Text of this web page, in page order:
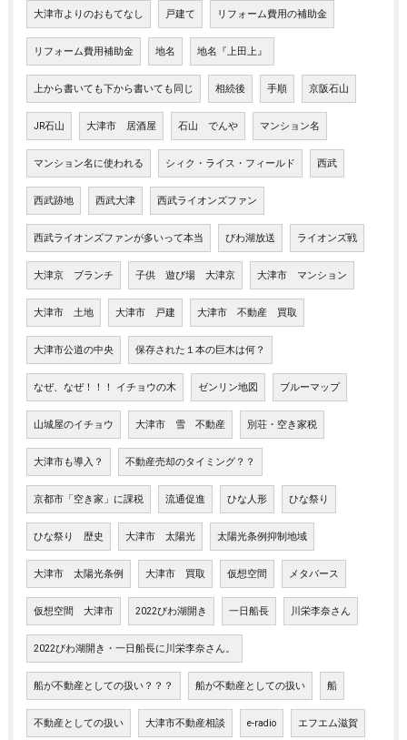
大津市よりのおもてなし 戸建て リフォーム費用の補助金
リフォーム費用補助金 地名 地名『上田上』
上から書いても下から書いても同じ 相続後 手順 京阪石山
JR石山 大津市 居酒屋 石山 でんや マンション名
マンション名に使われる シィク・ライス・フィールド 西武
西武跡地 西武大津 西武ライオンズファン
西武ライオンズファンが多いって本当 びわ湖放送 ライオンズ戦
大津京 ブランチ 子供 遊び場 大津京 大津市 マンション
大津市 土地 大津市 戸建 大津市 不動産 買取
大津市公道の中央 保存された１本の巨木は何？
なぜ、なぜ！！！ イチョウの木 ゼンリン地図 ブルーマップ
山城屋のイチョウ 大津市 雪 不動産 別荘・空き家税
大津市も導入？ 不動産売却のタイミング？？
京都市「空き家」に課税 流通促進 ひな人形 ひな祭り
ひな祭り 歴史 大津市 太陽光 太陽光条例抑制地域
大津市 太陽光条例 大津市 買取 仮想空間 メタバース
仮想空間 大津市 2022びわ湖開き 一日船長 川栄李奈さん
2022びわ湖開き・一日船長に川栄李奈さん。
船が不動産としての扱い？？？ 船が不動産としての扱い 船
不動産としての扱い 大津市不動産相談 e-radio エフエム滋賀